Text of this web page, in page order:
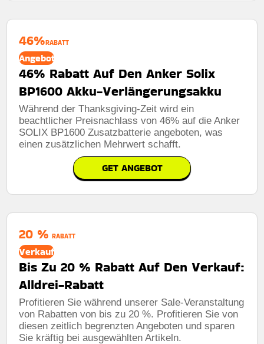
46%RABATT
Angebot
46% Rabatt Auf Den Anker Solix
BP1600 Akku-Verlängerungsakku
Während der Thanksgiving-Zeit wird ein
beachtlicher Preisnachlass von 46% auf die Anker
SOLIX BP1600 Zusatzbatterie angeboten, was
einen zusätzlichen Mehrwert schafft.
GET ANGEBOT
20 % RABATT
Verkauf
Bis Zu 20 % Rabatt Auf Den Verkauf:
Alldrei-Rabatt
Profitieren Sie während unserer Sale-Veranstaltung
von Rabatten von bis zu 20 %. Profitieren Sie von
diesen zeitlich begrenzten Angeboten und sparen
Sie kräftig bei ausgewählten Artikeln.